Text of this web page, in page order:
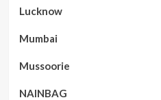
Lucknow
Mumbai
Mussoorie
NAINBAG